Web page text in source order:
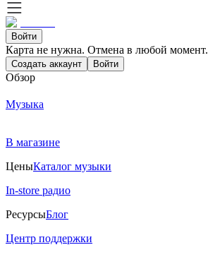
Войти
Карта не нужна. Отмена в любой момент.
Создать аккаунт Войти
Обзор
Музыка
В магазине
ЦеныКаталог музыки
In-store радио
РесурсыБлог
Центр поддержки